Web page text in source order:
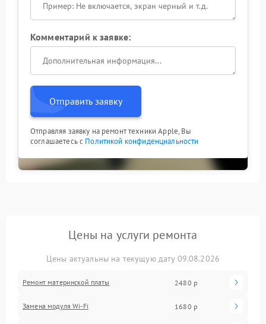
Комментарий к заявке:
Отправить заявку
Отправляя заявку на ремонт техники Apple, Вы
соглашаетесь с Политикой конфиденциальности
Цены на услуги ремонта
Цены актуальны на текущую дату 09.08.2026
Ремонт материнской платы 2480 р
Замена модуля Wi-Fi 1680 р